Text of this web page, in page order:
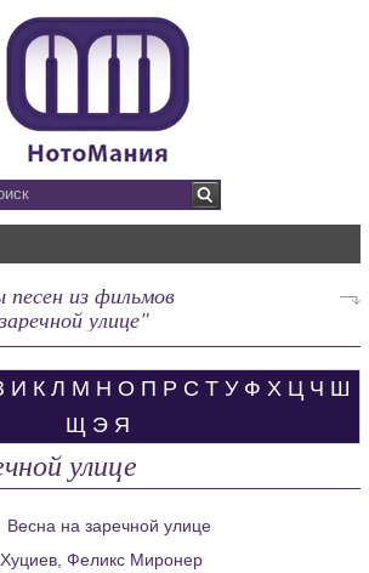
из фильмов
улице"
И К Л М Н О П Р С Т У Ф Х Ц Ч Ш
Щ Э Я
улице
Весна на заречной улице
Феликс Миронер